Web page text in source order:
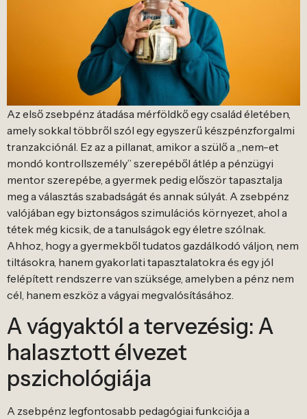
Az első zsebpénz átadása mérföldkő egy család életében,
amely sokkal többről szól egy egyszerű készpénzforgalmi
tranzakciónál. Ez az a pillanat, amikor a szülő a „nem-et
mondó kontrollszemély” szerepéből átlép a pénzügyi
mentor szerepébe, a gyermek pedig először tapasztalja
meg a választás szabadságát és annak súlyát. A zsebpénz
valójában egy biztonságos szimulációs környezet, ahol a
tétek még kicsik, de a tanulságok egy életre szólnak.
Ahhoz, hogy a gyermekből tudatos gazdálkodó váljon, nem
tiltásokra, hanem gyakorlati tapasztalatokra és egy jól
felépített rendszerre van szüksége, amelyben a pénz nem
cél, hanem eszköz a vágyai megvalósításához.
A vágyaktól a tervezésig: A
halasztott élvezet
pszichológiája
A zsebpénz legfontosabb pedagógiai funkciója a